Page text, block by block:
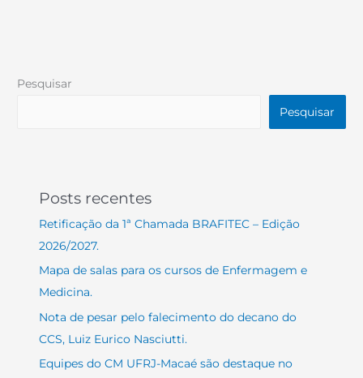
Pesquisar
Pesquisar
Posts recentes
Retificação da 1ª Chamada BRAFITEC – Edição
2026/2027.
Mapa de salas para os cursos de Enfermagem e
Medicina.
Nota de pesar pelo falecimento do decano do
CCS, Luiz Eurico Nasciutti.
Equipes do CM UFRJ-Macaé são destaque no